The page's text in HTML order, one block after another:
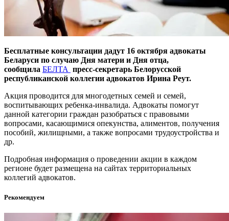
Бесплатные консультации дадут 16 октября адвокаты
Беларуси по случаю Дня матери и Дня отца,
сообщила БЕЛТА пресс-секретарь Белорусской
республиканской коллегии адвокатов Ирина Реут.
Акция проводится для многодетных семей и семей,
воспитывающих ребенка-инвалида. Адвокаты помогут
данной категории граждан разобраться с правовыми
вопросами, касающимися опекунства, алиментов, получения
пособий, жилищными, а также вопросами трудоустройства и
др.
Подробная информация о проведении акции в каждом
регионе будет размещена на сайтах территориальных
коллегий адвокатов.
Рекомендуем